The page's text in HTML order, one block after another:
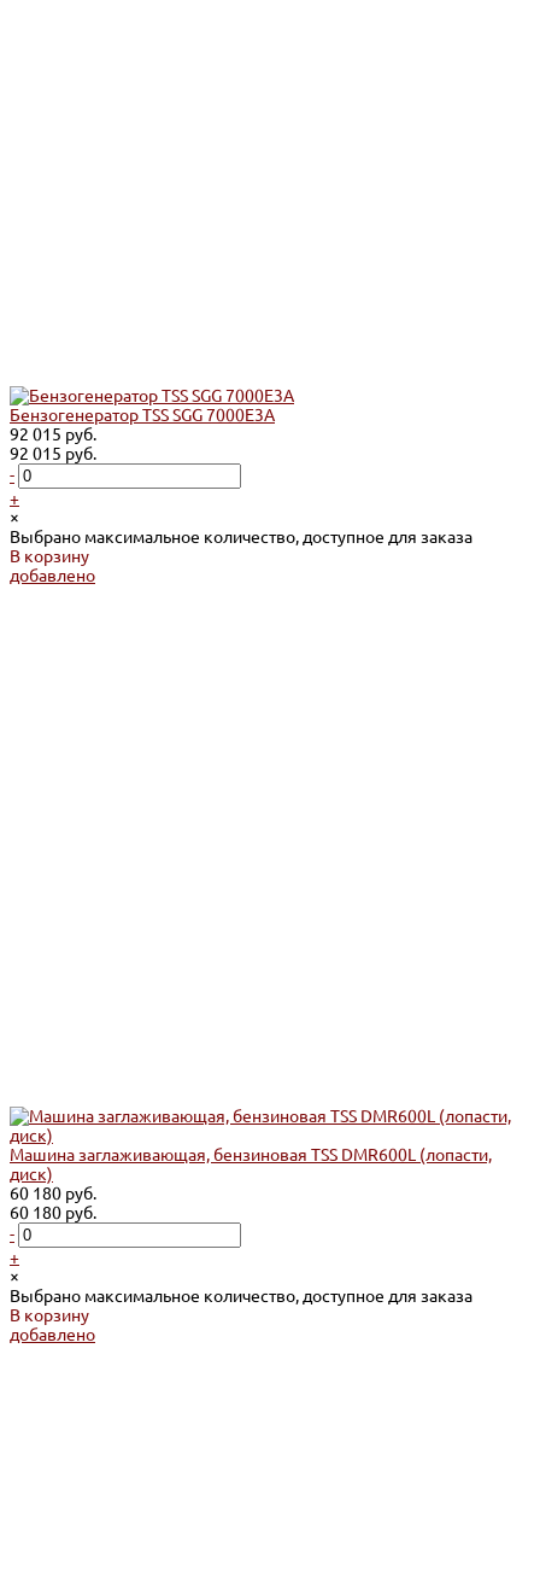
Бензогенератор TSS SGG 7000E3A
92 015 руб.
92 015 руб.
-
+
×
Выбрано максимальное количество, доступное для заказа
В корзину
добавлено
Машина заглаживающая, бензиновая TSS DMR600L (лопасти,
диск)
60 180 руб.
60 180 руб.
-
+
×
Выбрано максимальное количество, доступное для заказа
В корзину
добавлено